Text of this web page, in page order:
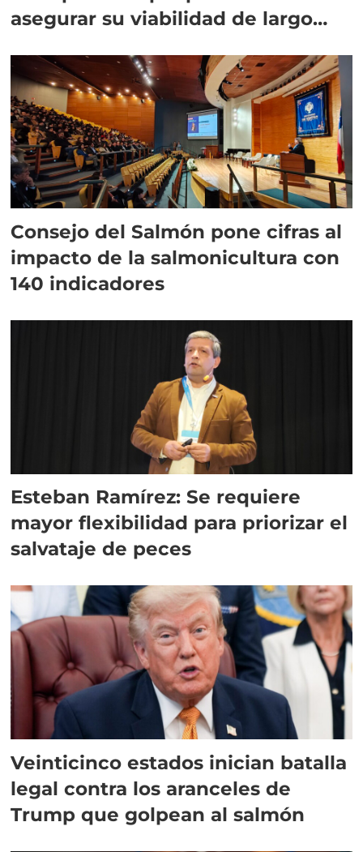
asegurar su viabilidad de largo
Consejo del Salmón pone cifras al
impacto de la salmonicultura con
140 indicadores
Esteban Ramírez: Se requiere
mayor flexibilidad para priorizar el
salvataje de peces
Veinticinco estados inician batalla
legal contra los aranceles de
Trump que golpean al salmón